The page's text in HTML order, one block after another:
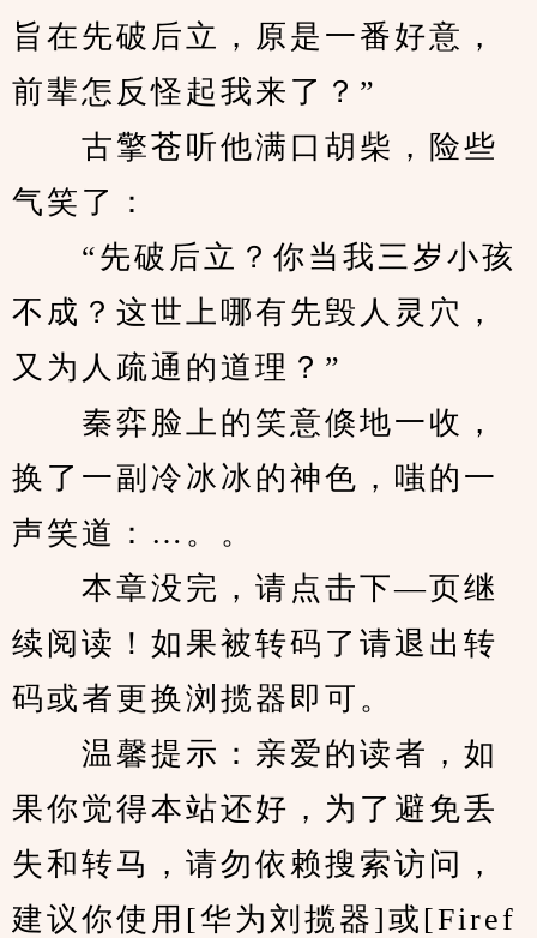
旨在先破后立，原是一番好意，
前辈怎反怪起我来了？”
古擎苍听他满口胡柴，险些
气笑了：
“先破后立？你当我三岁小孩
不成？这世上哪有先毁人灵穴，
又为人疏通的道理？”
秦弈脸上的笑意倏地一收，
换了一副冷冰冰的神色，嗤的一
声笑道：…。。
本章没完，请点击下—页继
续阅读！如果被转码了请退出转
码或者更换浏揽器即可。
温馨提示：亲爱的读者，如
果你觉得本站还好，为了避免丢
失和转马，请勿依赖搜索访问，
建议你使用[华为刘揽器]或[Firef